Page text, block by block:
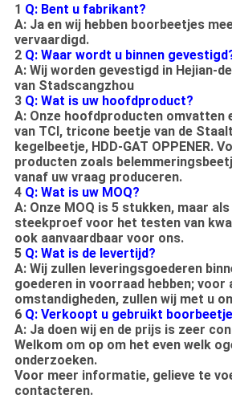
1 Q: Bent u fabrikant?
A: Ja en wij hebben boorbeetjes
vervaardigd.
2 Q: Waar wordt u binnen
A: Wij worden gevestigd in Hejian-
van Stadscangzhou
3 Q: Wat is uw hoofdproduct?
A: Onze hoofdproducten omvatten
van TCI, tricone beetje van de
kegelbeetje, HDD-GAT OPPENER.
producten zoals
vanaf uw vraag produceren.
4 Q: Wat is uw MOQ?
A: Onze MOQ is 5 stukken, maar
steekproef voor het testen van
ook aanvaardbaar voor ons.
5 Q: Wat is de levertijd?
A: Wij zullen leveringsgoederen
goederen in voorraad hebben; voor
omstandigheden, zullen wij met u
6 Q: Verkoopt u gebruikt
A: Ja doen wij en de prijs is zeer
Welkom om op om het even welk
onderzoeken.
Voor meer informatie, gelieve te
contacteren.